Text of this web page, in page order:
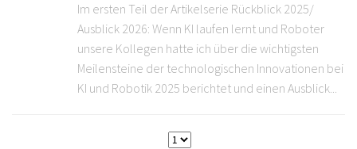
Im ersten Teil der Artikelserie Rückblick 2025/
Ausblick 2026: Wenn KI laufen lernt und Roboter
unsere Kollegen hatte ich über die wichtigsten
Meilensteine der technologischen Innovationen bei
KI und Robotik 2025 berichtet und einen Ausblick...